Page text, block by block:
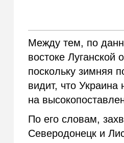
Между тем, по
востоке
поскольку зимняя
видит, что Украина
на
По его словам,
Северодонецк и